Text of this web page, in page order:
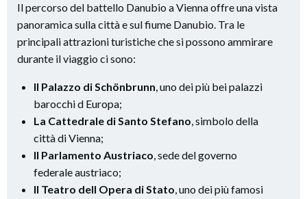
Il percorso del battello Danubio a Vienna offre una vista
panoramica sulla città e sul fiume Danubio. Tra le
principali attrazioni turistiche che si possono ammirare
durante il viaggio ci sono:
Il Palazzo di Schönbrunn, uno dei più bei palazzi
barocchi d Europa;
La Cattedrale di Santo Stefano, simbolo della
città di Vienna;
Il Parlamento Austriaco, sede del governo
federale austriaco;
Il Teatro dell Opera di Stato, uno dei più famosi